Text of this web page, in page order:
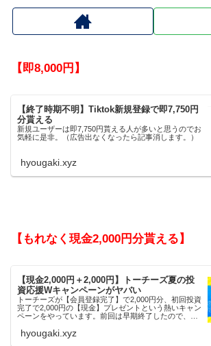
【即8,000円】
【終了時期不明】Tiktok新規登録で即7,750円
分貰える
新規ユーザーは即7,750円貰える人が多いと思うのでお
気軽に是非。（広告出なくなったら記事消します。）
hyougaki.xyz
【もれなく現金2,000円分貰える】
【現金2,000円＋2,000円】トーチーズ夏の投
資応援Wキャンペーンがヤバい
トーチーズが【会員登録完了】で2,000円分、初回投資
完了で2,000円の【現金】プレゼントという熱いキャン
ペーンをやっています。前回は早期終了したので、使
hyougaki.xyz